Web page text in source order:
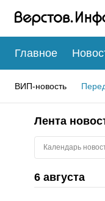
Главное
ВИП-новость
Лента
Календарь
6 августа